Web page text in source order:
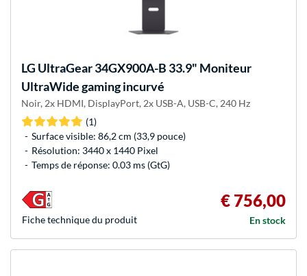
LG UltraGear 34GX900A-B 33.9" Moniteur
UltraWide gaming incurvé
Noir, 2x HDMI, DisplayPort, 2x USB-A, USB-C, 240 Hz
(1)
Surface visible: 86,2 cm (33,9 pouce)
Résolution: 3440 x 1440 Pixel
Temps de réponse: 0.03 ms (GtG)
€ 756,00
En stock
Fiche technique du produit